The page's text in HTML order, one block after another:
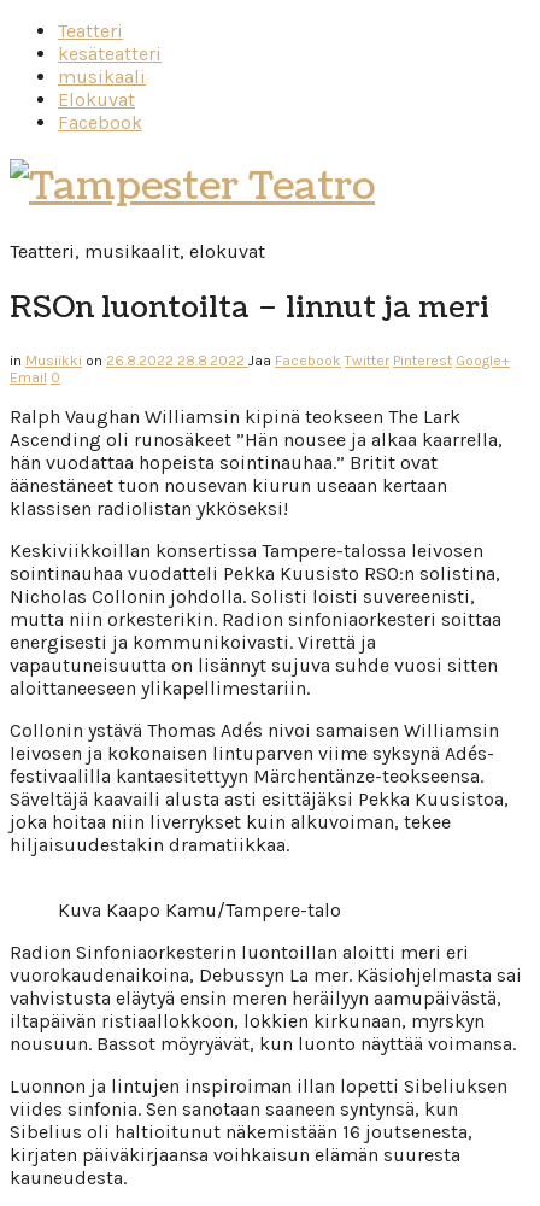
Teatteri
kesäteatteri
musikaali
Elokuvat
Facebook
Tampester
Teatro
Teatteri, musikaalit, elokuvat
RSOn luontoilta – linnut ja meri
in Musiikki on 26.8.2022 28.8.2022 Jaa Facebook Twitter Pinterest Google+
Email 0
Ralph Vaughan Williamsin kipinä teokseen The Lark
Ascending oli runosäkeet ”Hän nousee ja alkaa kaarrella,
hän vuodattaa hopeista sointinauhaa.” Britit ovat
äänestäneet tuon nousevan kiurun useaan kertaan
klassisen radiolistan ykköseksi!
Keskiviikkoillan konsertissa Tampere-talossa leivosen
sointinauhaa vuodatteli Pekka Kuusisto RSO:n solistina,
Nicholas Collonin johdolla. Solisti loisti suvereenisti,
mutta niin orkesterikin. Radion sinfoniaorkesteri soittaa
energisesti ja kommunikoivasti. Virettä ja
vapautuneisuutta on lisännyt sujuva suhde vuosi sitten
aloittaneeseen ylikapellimestariin.
Collonin ystävä Thomas Adés nivoi samaisen Williamsin
leivosen ja kokonaisen lintuparven viime syksynä Adés-
festivaalilla kantaesitettyyn Märchentänze-teokseensa.
Säveltäjä kaavaili alusta asti esittäjäksi Pekka Kuusistoa,
joka hoitaa niin liverrykset kuin alkuvoiman, tekee
hiljaisuudestakin dramatiikkaa.
Kuva Kaapo Kamu/Tampere-talo
Radion Sinfoniaorkesterin luontoillan aloitti meri eri
vuorokaudenaikoina, Debussyn La mer. Käsiohjelmasta sai
vahvistusta eläytyä ensin meren heräilyyn aamupäivästä,
iltapäivän ristiaallokkoon, lokkien kirkunaan, myrskyn
nousuun. Bassot möyryävät, kun luonto näyttää voimansa.
Luonnon ja lintujen inspiroiman illan lopetti Sibeliuksen
viides sinfonia. Sen sanotaan saaneen syntynsä, kun
Sibelius oli haltioitunut näkemistään 16 joutsenesta,
kirjaten päiväkirjaansa voihkaisun elämän suuresta
kauneudesta.